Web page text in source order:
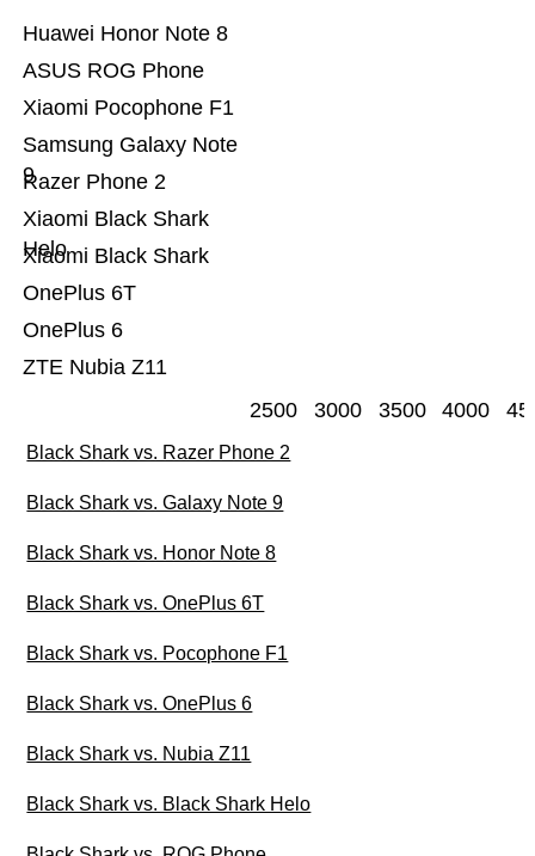
ZTE Nubia Z11
OnePlus 6
OnePlus 6T
Xiaomi Black Shark
Xiaomi Black Shark
Helo
Razer Phone 2
Samsung Galaxy Note
9
Xiaomi Pocophone F1
ASUS ROG Phone
Huawei Honor Note 8
2500 3000 3500 4000
Black Shark vs. Razer Phone 2
Black Shark vs. Galaxy Note 9
Black Shark vs. Honor Note 8
Black Shark vs. OnePlus 6T
Black Shark vs. Pocophone F1
Black Shark vs. OnePlus 6
Black Shark vs. Nubia Z11
Black Shark vs. Black Shark Helo